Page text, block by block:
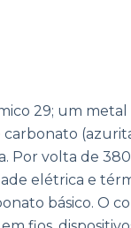
29; um
Por volta de
elétrica e
básico. O